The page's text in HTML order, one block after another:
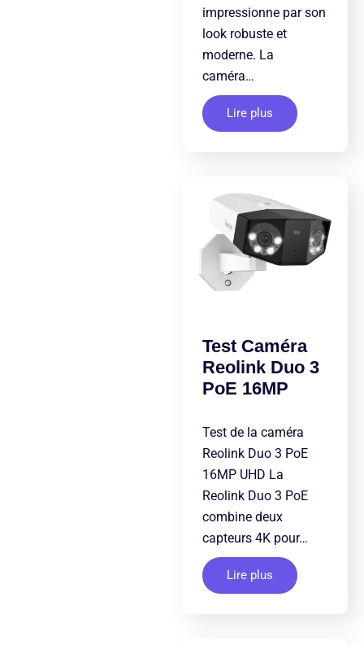
impressionne par son
look robuste et
moderne. La
caméra…
Lire plus
Test Caméra
Reolink Duo 3
PoE 16MP
Test de la caméra
Reolink Duo 3 PoE
16MP UHD La
Reolink Duo 3 PoE
combine deux
capteurs 4K pour…
Lire plus